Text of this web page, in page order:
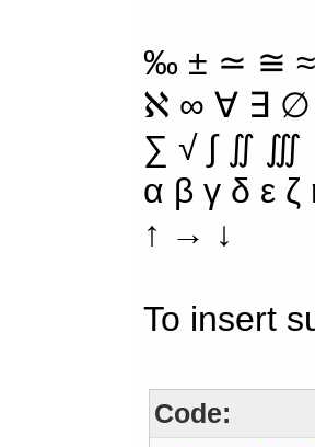
‰ ± ≃ ≅
ℵ ∞ ∀ ∃
∑ √ ∫ ∬ ∭
α β γ δ ε
↑ → ↓
To insert
Code: